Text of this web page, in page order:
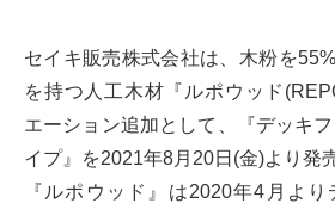
セイキ販売株式会社は、木粉を
を持つ人工木材『ルポウッド
エーション追加として、『デッキ
イプ』を2021年8月20日(金)より発
『ルポウッド』は2020年4月よ